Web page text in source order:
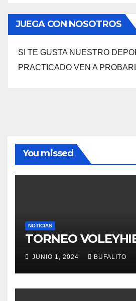
JUEGA CON NOSOTROS
SI TE GUSTA NUESTRO
PRACTICADO VEN A
You missed
NOTICIAS
TORNEO
JUNIO 1, 2024 BUFALITO